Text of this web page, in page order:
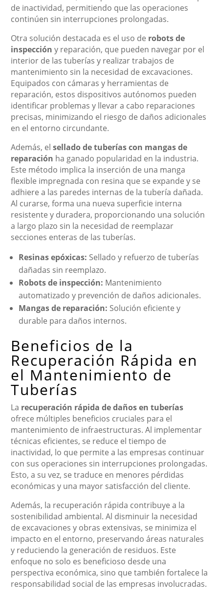
de inactividad, permitiendo que las operaciones
continúen sin interrupciones prolongadas.
Otra solución destacada es el uso de robots de
inspección y reparación, que pueden navegar por el
interior de las tuberías y realizar trabajos de
mantenimiento sin la necesidad de excavaciones.
Equipados con cámaras y herramientas de
reparación, estos dispositivos autónomos pueden
identificar problemas y llevar a cabo reparaciones
precisas, minimizando el riesgo de daños adicionales
en el entorno circundante.
Además, elsellado de tuberías con mangas de
reparación ha ganado popularidad en la industria.
Este método implica la inserción de una manga
flexible impregnada con resina que se expande y se
adhiere a las paredes internas de la tubería dañada.
Al curarse, forma una nueva superficie interna
resistente y duradera, proporcionando una solución
a largo plazo sin la necesidad de reemplazar
secciones enteras de las tuberías.
Resinas epóxicas: Sellado y refuerzo de tuberías
dañadas sin reemplazo.
Robots de inspección: Mantenimiento
automatizado y prevención de daños adicionales.
Mangas de reparación: Solución eficiente y
durable para daños internos.
Beneficios de la
Recuperación Rápida en
el Mantenimiento de
Tuberías
La recuperación rápida de daños en tuberías
ofrece múltiples beneficios cruciales para el
mantenimiento de infraestructuras. Al implementar
técnicas eficientes, se reduce el tiempo de
inactividad, lo que permite a las empresas continuar
con sus operaciones sin interrupciones prolongadas.
Esto, a su vez, se traduce en menores pérdidas
económicas y una mayor satisfacción del cliente.
Además, la recuperación rápida contribuye a la
sostenibilidad ambiental. Al disminuir la necesidad
de excavaciones y obras extensivas, se minimiza el
impacto en el entorno, preservando áreas naturales
y reduciendo la generación de residuos. Este
enfoque no solo es beneficioso desde una
perspectiva económica, sino que también fortalece la
responsabilidad social de las empresas involucradas.